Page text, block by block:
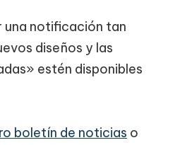
una notificación tan
diseños y las
estén disponibles
boletín de noticias o